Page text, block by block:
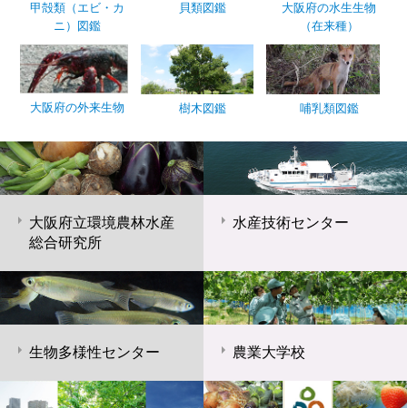
甲殻類（エビ・カ
ニ）図鑑
貝類図鑑
大阪府の水生生物
（在来種）
大阪府の外来生物 樹木図鑑 哺乳類図鑑
大阪府立環境農林水産
総合研究所
水産技術センター
生物多様性センター 農業大学校